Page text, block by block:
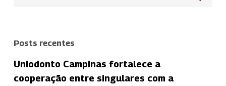
Posts recentes
Uniodonto Campinas fortalece a
cooperação entre singulares com a